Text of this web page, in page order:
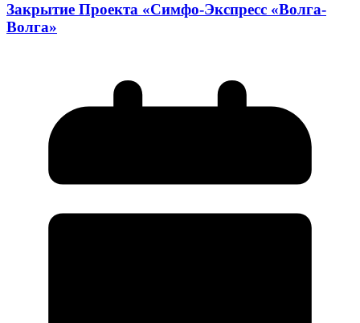
Закрытие Проекта «Симфо-Экспресс «Волга-
Волга»